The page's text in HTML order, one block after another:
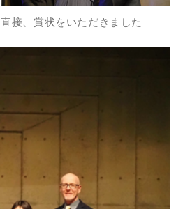
直接、賞状をいただきました